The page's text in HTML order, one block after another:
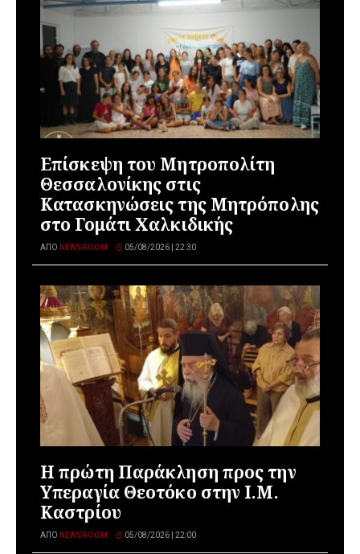
Επίσκεψη του Μητροπολίτη
Θεσσαλονίκης στις
Κατασκηνώσεις της Μητρόπολης
στο Γομάτι Χαλκιδικής
ΑΠΌ NEWSROOM 05/08/2026 | 22:30
Η πρώτη Παράκληση προς την
Υπεραγία Θεοτόκο στην Ι.Μ.
Καστρίου
ΑΠΌ NEWSROOM 05/08/2026 | 22:00